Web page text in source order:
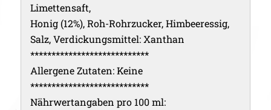
Limettensaft,
Honig (12%), Roh-Rohrzucker, Himbeeressig,
Salz, Verdickungsmittel: Xanthan
****************************
Allergene Zutaten: Keine
****************************
Nährwertangaben pro 100 ml: